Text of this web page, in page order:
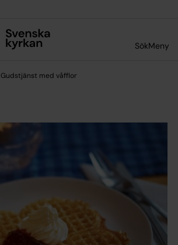
SökMeny
Gudstjänst med våfflor